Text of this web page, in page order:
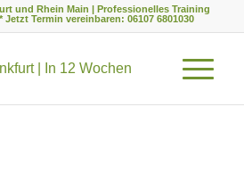
und Rhein Main | Professionelles Training
Termin vereinbaren: 06107 6801030